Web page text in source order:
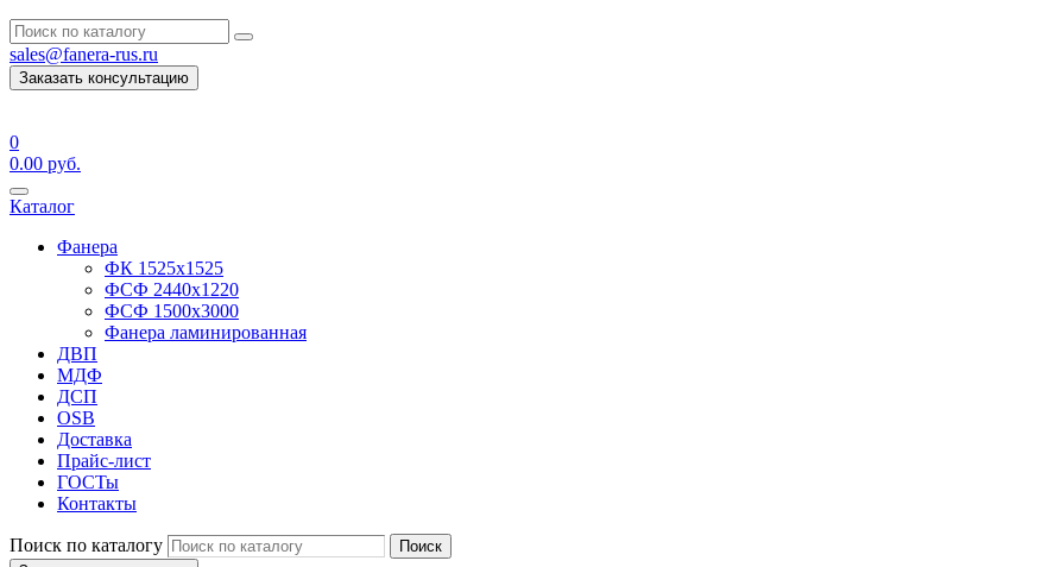
sales@fanera-rus.ru
Заказать консультацию
0
0.00 руб.
Каталог
Фанера
ФК 1525х1525
ФСФ 2440х1220
ФСФ 1500х3000
Фанера ламинированная
ДВП
МДФ
ДСП
OSB
Доставка
Прайс-лист
ГОСТы
Контакты
Поиск по каталогу
Поиск